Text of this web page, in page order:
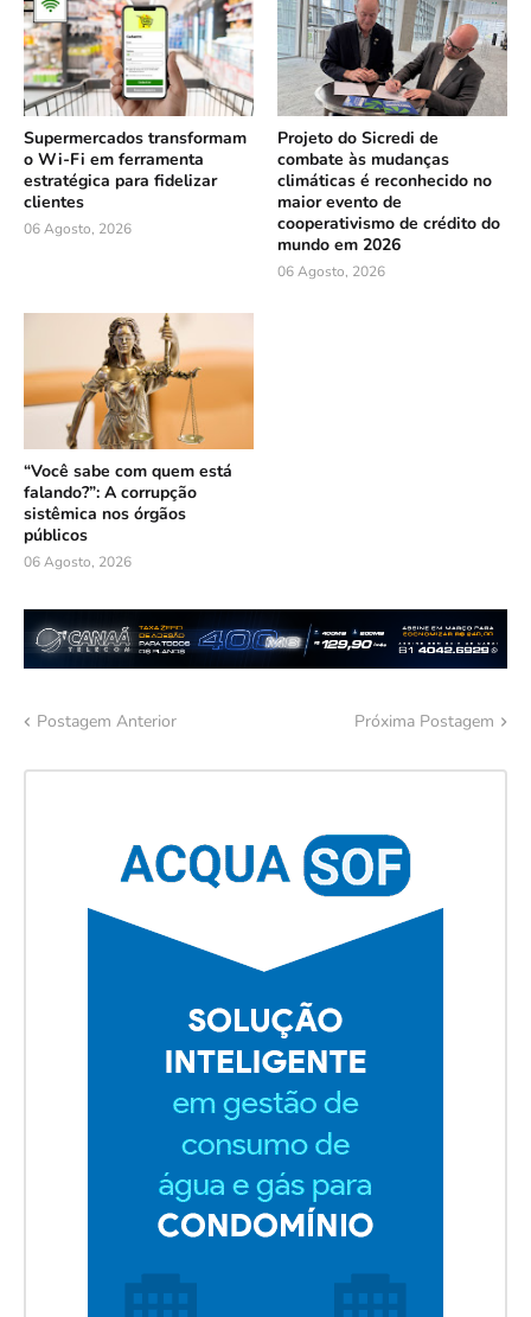
Supermercados transformam
o Wi-Fi em ferramenta
estratégica para fidelizar
clientes
06 Agosto, 2026
Projeto do Sicredi de
combate às mudanças
climáticas é reconhecido no
maior evento de
cooperativismo de crédito do
mundo em 2026
06 Agosto, 2026
“Você sabe com quem está
falando?”: A corrupção
sistêmica nos órgãos
públicos
06 Agosto, 2026
Postagem Anterior Próxima Postagem